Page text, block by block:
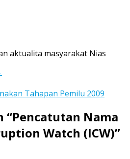
aktualita masyarakat Nias
Tahapan Pemilu 2009
“Pencatutan Nama
Watch (ICW)”